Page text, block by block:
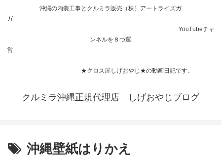
沖縄の内装工事とクルミラ販売（株）アートライズガ
ガ
YouTubeチャ
ンネルを８つ運
営
★クロス屋しげおやじ★の動画日記です。
クルミラ沖縄正規代理店 しげおやじブログ
沖縄壁紙はりかえ